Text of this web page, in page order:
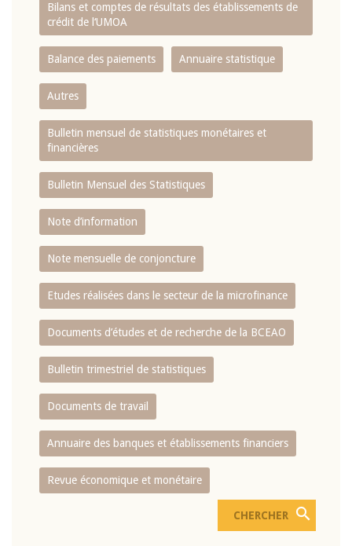
Bilans et comptes de résultats des établissements de
crédit de l‘UMOA
Balance des paiements Annuaire statistique
Autres
Bulletin mensuel de statistiques monétaires et
financières
Bulletin Mensuel des Statistiques
Note d’information
Note mensuelle de conjoncture
Etudes réalisées dans le secteur de la microfinance
Documents d’études et de recherche de la BCEAO
Bulletin trimestriel de statistiques
Documents de travail
Annuaire des banques et établissements financiers
Revue économique et monétaire